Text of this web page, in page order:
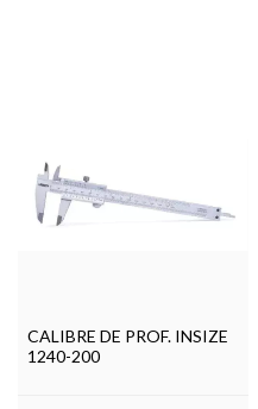
CALIBRE DE PROF. INSIZE
1240-200